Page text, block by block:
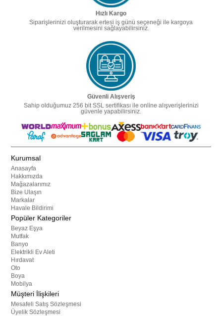
Hızlı Kargo
Siparişlerinizi oluşturarak ertesi iş günü seçeneği ile kargoya
verilmesini sağlayabilirsiniz.
Güvenli Alışveriş
Sahip olduğumuz 256 bit SSL sertifikası ile online alışverişlerinizi
güvenle yapabilirsiniz.
Kurumsal
Anasayfa
Hakkımızda
Mağazalarımız
Bize Ulaşın
Markalar
Havale Bildirimi
Popüler Kategoriler
Beyaz Eşya
Mutfak
Banyo
Elektrikli Ev Aleti
Hırdavat
Oto
Boya
Mobilya
Müşteri İlişkileri
Mesafeli Satış Sözleşmesi
Üyelik Sözleşmesi